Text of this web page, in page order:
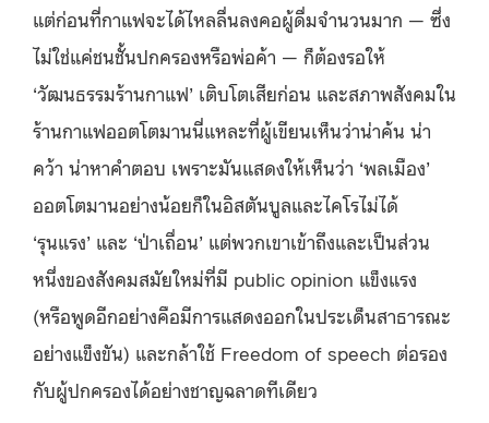
แต่ก่อนที่กาแฟจะได้ไหลลื่นลงคอผู้ดื่มจำนวนมาก — ซึ่ง
ไม่ใช่แค่ชนชั้นปกครองหรือพ่อค้า — ก็ต้องรอให้
‘วัฒนธรรมร้านกาแฟ’ เติบโตเสียก่อน และสภาพสังคมใน
ร้านกาแฟออตโตมานนี่แหละที่ผู้เขียนเห็นว่าน่าค้น น่า
คว้า น่าหาคำตอบ เพราะมันแสดงให้เห็นว่า ‘พลเมือง’
ออตโตมานอย่างน้อยก็ในอิสตันบูลและไคโรไม่ได้
‘รุนแรง’ และ ‘ป่าเถื่อน’ แต่พวกเขาเข้าถึงและเป็นส่วน
หนึ่งของสังคมสมัยใหม่ที่มี public opinion แข็งแรง
(หรือพูดอีกอย่างคือมีการแสดงออกในประเด็นสาธารณะ
อย่างแข็งขัน) และกล้าใช้ Freedom of speech ต่อรอง
กับผู้ปกครองได้อย่างชาญฉลาดทีเดียว